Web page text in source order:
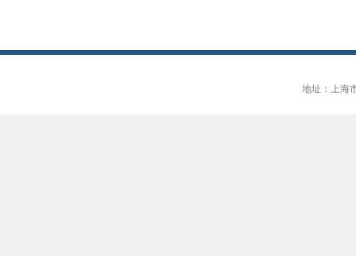
地址：上海